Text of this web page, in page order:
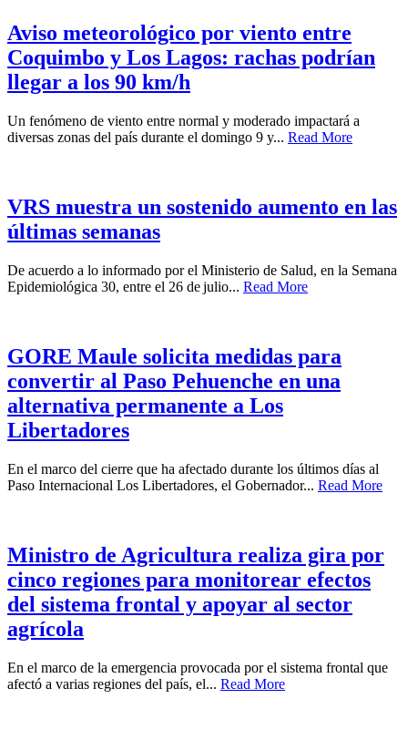
Aviso meteorológico por viento entre
Coquimbo y Los Lagos: rachas podrían
llegar a los 90 km/h
Un fenómeno de viento entre normal y moderado impactará a
diversas zonas del país durante el domingo 9 y... Read More
VRS muestra un sostenido aumento en las
últimas semanas
De acuerdo a lo informado por el Ministerio de Salud, en la Semana
Epidemiológica 30, entre el 26 de julio... Read More
GORE Maule solicita medidas para
convertir al Paso Pehuenche en una
alternativa permanente a Los
Libertadores
En el marco del cierre que ha afectado durante los últimos días al
Paso Internacional Los Libertadores, el Gobernador... Read More
Ministro de Agricultura realiza gira por
cinco regiones para monitorear efectos
del sistema frontal y apoyar al sector
agrícola
En el marco de la emergencia provocada por el sistema frontal que
afectó a varias regiones del país, el... Read More